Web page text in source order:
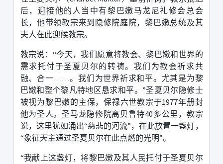
后，迎接他的人当中有黎巴嫩马龙尼礼修会总会
长，他带领教宗来到隐修院庭院，黎巴嫩总统及其
夫人在此迎候教宗。
教宗说： “今天，我们愿意将教会、黎巴嫩和世界的
需求托付于圣夏贝尔的转祷。我们为教会祈求共
融、合一……。我们为世界祈求和平。尤其是为黎
巴嫩和整个黎凡特地区恳求和平。 ”圣夏贝尔隐修士
被视为黎巴嫩的主保，保禄六世教宗于1977年册封
他为圣人。圣马龙隐修院离贝鲁特40多公里，教宗
说，这里犹如涌出“慈悲的河流”，在此放置一盏灯，
“象征天主通过圣夏贝尔在此点燃的光明”。
“我献上这盏灯，将黎巴嫩及其人民托付于圣夏贝尔